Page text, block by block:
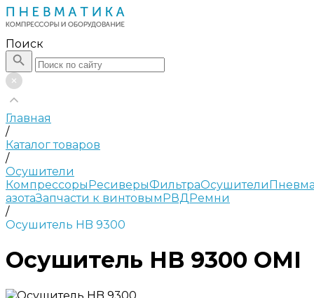
Поиск
Главная
/
Каталог товаров
/
Осушители
КомпрессорыРесиверыФильтраОсушители
азотаЗапчасти к винтовымРВДРемни
/
Осушитель HB 9300
Осушитель HB 9300 OMI